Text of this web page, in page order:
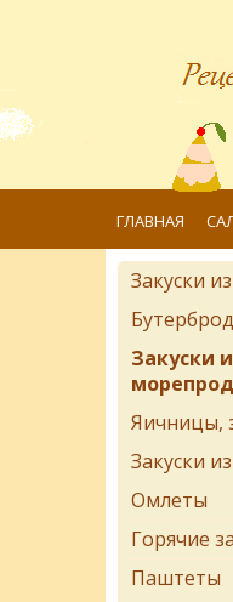
ГЛАВНАЯ
Закуски
Закуски
Яичницы,
Закуски
Омлеты
Горячие
Паштеты